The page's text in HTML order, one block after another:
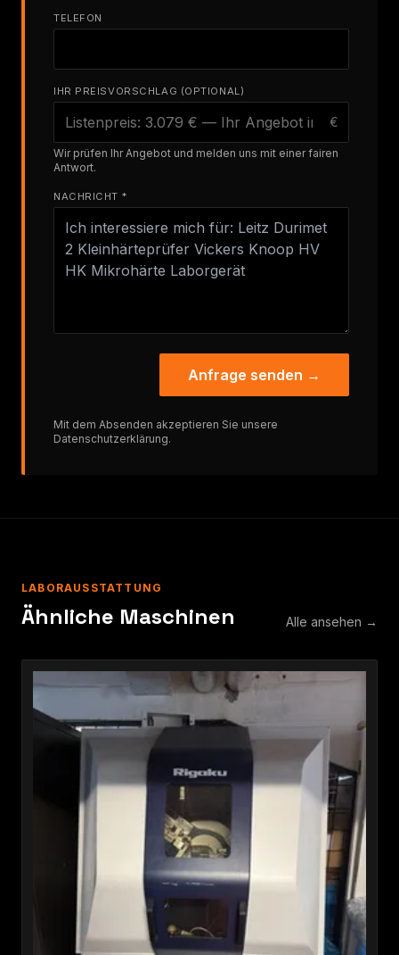
TELEFON
IHR PREISVORSCHLAG (OPTIONAL)
€
Wir prüfen Ihr Angebot und melden uns mit einer fairen
Antwort.
NACHRICHT *
Anfrage senden →
Mit dem Absenden akzeptieren Sie unsere
Datenschutzerklärung.
LABORAUSSTATTUNG
Ähnliche Maschinen Alle ansehen →